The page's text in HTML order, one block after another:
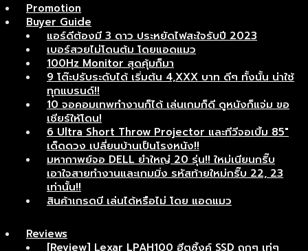
Promotion
Buyer Guide
แอร์ดีต้องมี 3 ดาว ประหยัดไฟสะใจรับปี 2023
เบอร์สวยไม่โดนต้ม โดยแอดแมว
100Hz Monitor สุดคุ้มก็มา
9 โต๊ะปรับระดับได้ เริ่มต้น 4,XXX บาท ดีๆ ทั้งนั้น น่าใช้
ทุกแบรนด์!!
10 จอคอมเทพทำงานก็ได้ เล่นเกมก็ดี ดูหนังก็แจ่ม ขอ
เชียร์ให้โดน!
6 Ultra Short Throw Projector และทีวีจอเบิ้ม 85″
เด็ดดวง เปลี่ยนบ้านเป็นโรงหนัง!!
มหากาพย์จอ DELL ยำใหญ่ 20 รุ่น!! ใหม่เนียนกริ๊บ
เอาใจสายทำงานและเกมมิ่ง รหัสท้ายใหม่กริ๊บ 22, 23
เท่านั้น!!
สินค้าเกรดบี เล่นได้หรือไม่ โดย แอดแมว
Reviews
[Review] Lexar LPAH100 ฮีตซิ้งค์ SSD ถูกๆ เท่ๆ